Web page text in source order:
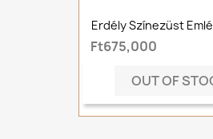
Erdély Színezüst
Ft675,000
OUT OF